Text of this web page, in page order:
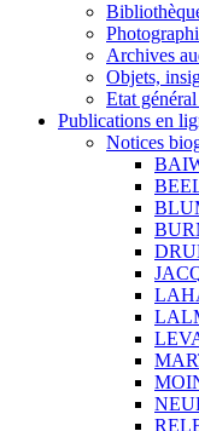
Archives
Objets,
Etat
Publications en
Notices